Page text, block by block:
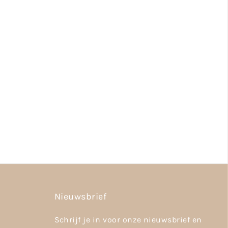
Nieuwsbrief
Schrijf je in voor onze nieuwsbrief en